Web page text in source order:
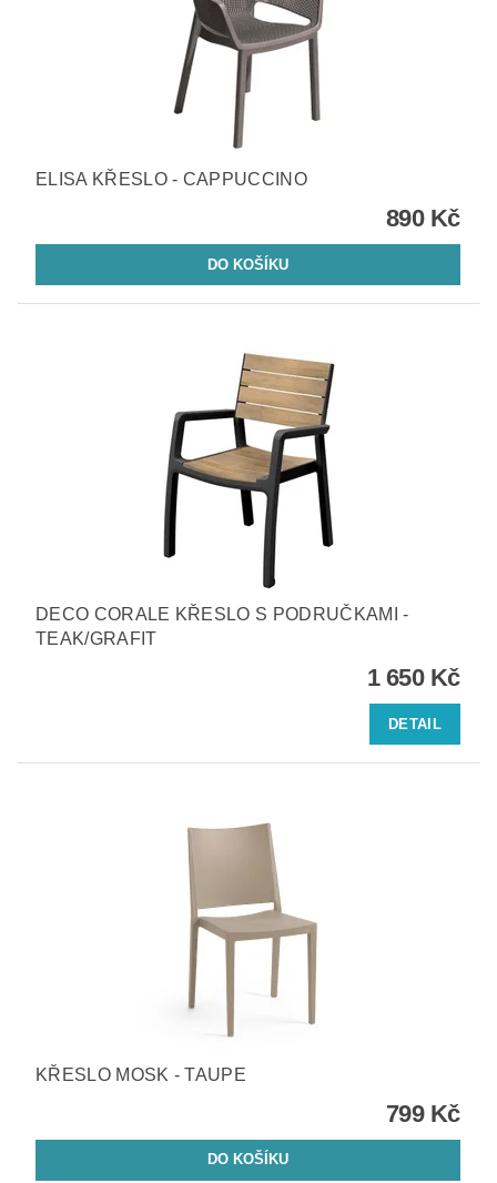
ELISA KŘESLO - CAPPUCCINO
890 Kč
DECO CORALE KŘESLO S PODRUČKAMI -
TEAK/GRAFIT
1 650 Kč
DETAIL
KŘESLO MOSK - TAUPE
799 Kč